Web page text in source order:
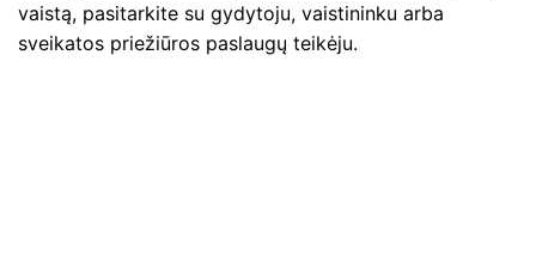
vaistą, pasitarkite su gydytoju, vaistininku arba
sveikatos priežiūros paslaugų teikėju.